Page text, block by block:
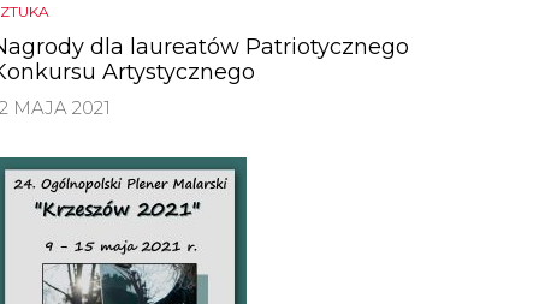
dla laureatów Patriotycznego
Artystycznego
MAJA 2021